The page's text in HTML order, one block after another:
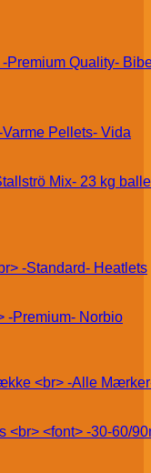
Vida
Heatlets
Norbio